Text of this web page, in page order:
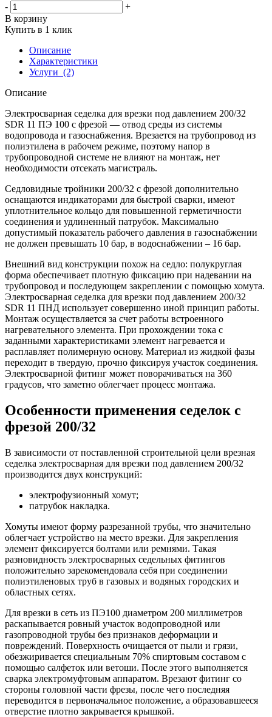
-
+
В корзину
Купить в 1 клик
Описание
Характеристики
Услуги (2)
Описание
Электросварная седелка для врезки под давлением 200/32
SDR 11 ПЭ 100 с фрезой — отвод среды из системы
водопровода и газоснабжения. Врезается на трубопровод из
полиэтилена в рабочем режиме, поэтому напор в
трубопроводной системе не влияют на монтаж, нет
необходимости отсекать магистраль.
Седловидные тройники 200/32 с фрезой дополнительно
оснащаются индикаторами для быстрой сварки, имеют
уплотнительное кольцо для повышенной герметичности
соединения и удлиненный патрубок. Максимально
допустимый показатель рабочего давления в газоснабжении
не должен превышать 10 бар, в водоснабжении – 16 бар.
Внешний вид конструкции похож на седло: полукруглая
форма обеспечивает плотную фиксацию при надевании на
трубопровод и последующем закреплении с помощью хомута.
Электросварная седелка для врезки под давлением 200/32
SDR 11 ПНД использует совершенно иной принцип работы.
Монтаж осуществляется за счет работы встроенного
нагревательного элемента. При прохождении тока с
заданными характеристиками элемент нагревается и
расплавляет полимерную основу. Материал из жидкой фазы
переходит в твердую, прочно фиксируя участок соединения.
Электросварной фитинг может поворачиваться на 360
градусов, что заметно облегчает процесс монтажа.
Особенности применения седелок с
фрезой 200/32
В зависимости от поставленной строительной цели врезная
седелка электросварная для врезки под давлением 200/32
производится двух конструкций:
электрофузионный хомут;
патрубок накладка.
Хомуты имеют форму разрезанной трубы, что значительно
облегчает устройство на место врезки. Для закрепления
элемент фиксируется болтами или ремнями. Такая
разновидность электросварных седельных фитингов
положительно зарекомендовала себя при соединении
полиэтиленовых труб в газовых и водяных городских и
областных сетях.
Для врезки в сеть из ПЭ100 диаметром 200 миллиметров
раскапывается ровный участок водопроводной или
газопроводной трубы без признаков деформации и
повреждений. Поверхность очищается от пыли и грязи,
обезжиривается специальным 70% спиртовым составом с
помощью салфеток или ветоши. После этого выполняется
сварка электромуфтовым аппаратом. Врезают фитинг со
стороны головной части фрезы, после чего последняя
переводится в первоначальное положение, а образовавшееся
отверстие плотно закрывается крышкой.